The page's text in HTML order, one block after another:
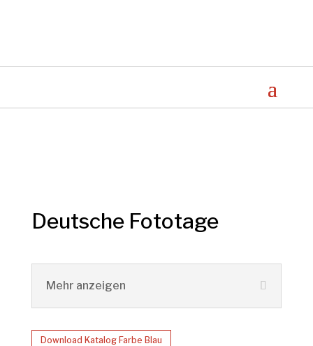
Deutsche Fototage
Mehr anzeigen
Download Katalog Farbe Blau